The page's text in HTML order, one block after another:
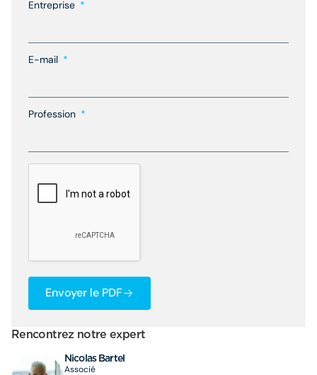
Entreprise
E-mail
Profession
Envoyer le PDF
Rencontrez notre expert
Nicolas Bartel
Associé